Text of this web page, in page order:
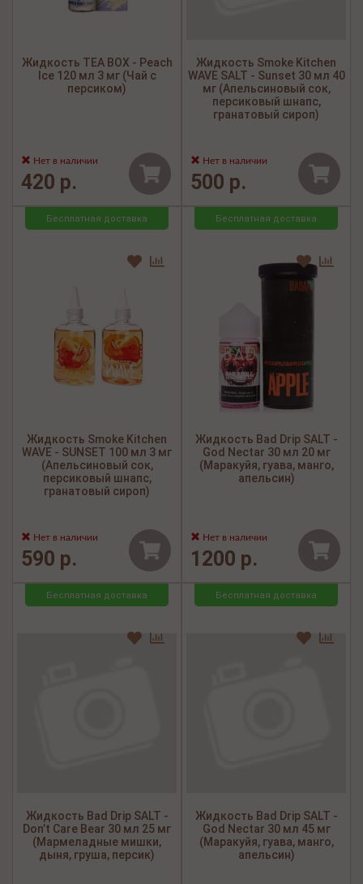
Жидкость TEA BOX - Peach
Ice 120 мл 3 мг (Чай с
персиком)
Нет в наличии
420 р.
Жидкость Smoke Kitchen
WAVE SALT - Sunset 30 мл 40
мг (Апельсиновый сок,
персиковый шнапс,
гранатовый сироп)
Нет в наличии
500 р.
Бесплатная доставка
Жидкость Smoke Kitchen
WAVE - SUNSET 100 мл 3 мг
(Апельсиновый сок,
персиковый шнапс,
гранатовый сироп)
Нет в наличии
590 р.
Бесплатная доставка
Жидкость Bad Drip SALT -
God Nectar 30 мл 20 мг
(Маракуйя, гуава, манго,
апельсин)
Нет в наличии
1200 р.
Бесплатная доставка
Жидкость Bad Drip SALT -
Don’t Care Bear 30 мл 25 мг
(Мармеладные мишки,
дыня, груша, персик)
Бесплатная доставка
Жидкость Bad Drip SALT -
God Nectar 30 мл 45 мг
(Маракуйя, гуава, манго,
апельсин)